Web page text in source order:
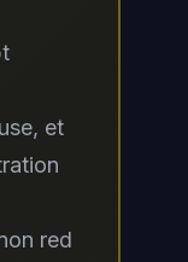
et
red